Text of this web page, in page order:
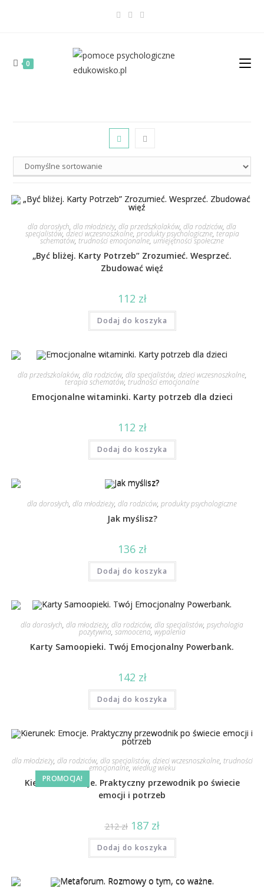
0
dla dorosłych, dla młodzieży, dla przedszkolaków, dla rodziców, dla
specjalistów, dzieci wczesnoszkolne, produkty psychologiczne, terapia
schematów, trudności emocjonalne, umiejętności społeczne
„Być bliżej. Karty Potrzeb” Zrozumieć. Wesprzeć.
Zbudować więź
112 zł
Dodaj do koszyka
dla przedszkolaków, dla rodziców, dla specjalistów, dzieci wczesnoszkolne,
terapia schematów, trudności emocjonalne
Emocjonalne witaminki. Karty potrzeb dla dzieci
112 zł
Dodaj do koszyka
dla dorosłych, dla młodzieży, dla rodziców, produkty psychologiczne
Jak myślisz?
136 zł
Dodaj do koszyka
dla dorosłych, dla młodzieży, dla rodziców, dla specjalistów, psychologia
pozytywna, samoocena, wypalenia
Karty Samoopieki. Twój Emocjonalny Powerbank.
142 zł
Dodaj do koszyka
PROMOCJA!
dla młodzieży, dla rodziców, dla specjalistów, dzieci wczesnoszkolne, trudności
emocjonalne, wiedług wieku
Kierunek: Emocje. Praktyczny przewodnik po świecie
emocji i potrzeb
212zł 187 zł
Dodaj do koszyka